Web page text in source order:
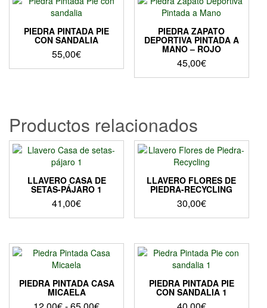
PIEDRA PINTADA PIE
CON SANDALIA
55,00€
PIEDRA ZAPATO
DEPORTIVA PINTADA A
MANO – ROJO
45,00€
Productos relacionados
LLAVERO CASA DE
SETAS-PÁJARO 1
41,00€
LLAVERO FLORES DE
PIEDRA-RECYCLING
30,00€
PIEDRA PINTADA CASA
MICAELA
Rango
PIEDRA PINTADA PIE
CON SANDALIA 1